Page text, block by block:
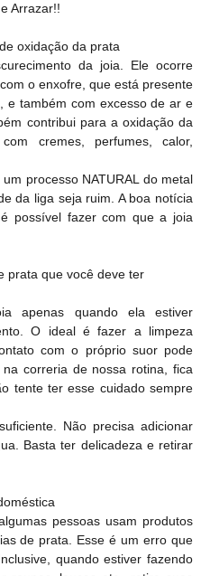
Arrazar!!
oxidação da prata
da joia. Ele ocorre
o enxofre, que está presente
e também com excesso de ar e
contribui para a oxidação da
cremes, perfumes, calor,
processo NATURAL do metal
da liga seja ruim. A boa notícia
possível fazer com que a joia
prata que você deve ter
apenas quando ela estiver
O ideal é fazer a limpeza
com o próprio suor pode
correria de nossa rotina, fica
tente ter esse cuidado sempre
Não precisa adicionar
Basta ter delicadeza e retirar
pessoas usam produtos
de prata. Esse é um erro que
quando estiver fazendo